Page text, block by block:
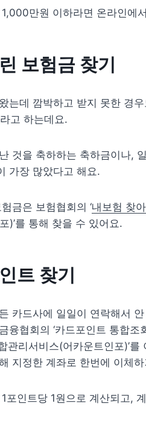
만원 이하라면 온라인에
보험금 찾기
는데 깜박하고 받지 못한 경
고 하는데요.
것을 축하하는 축하금이나,
가장 많았다고 해요.
금은 보험협회의 ‘내보험 찾
)’를 통해 찾을 수 있어요.
트 찾기
카드사에 일일이 연락해서
융협회의 ‘카드포인트 통합조
관리서비스(어카운트인포)’
지정한 계좌로 한번에 이체
포인트당 1원으로 계산되고,